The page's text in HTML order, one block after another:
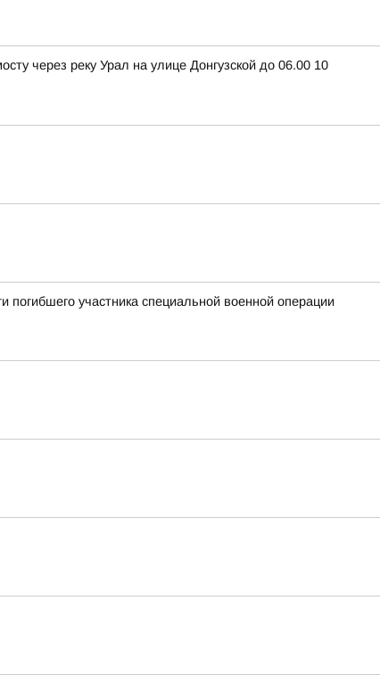
через реку Урал на улице Донгузской до 06.00 10
погибшего участника специальной военной операции